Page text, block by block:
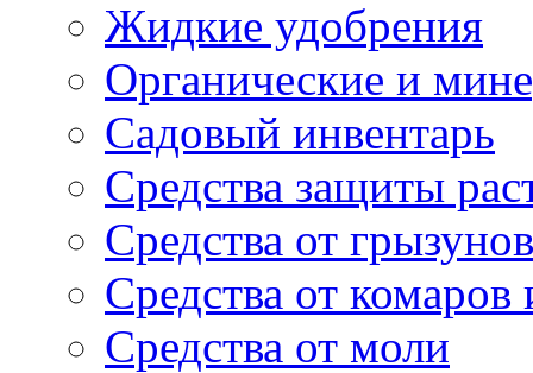
Жидкие удобрения
Органические и
Садовый инвентарь
Средства защиты
Средства от грызунов
Средства от
Средства от моли